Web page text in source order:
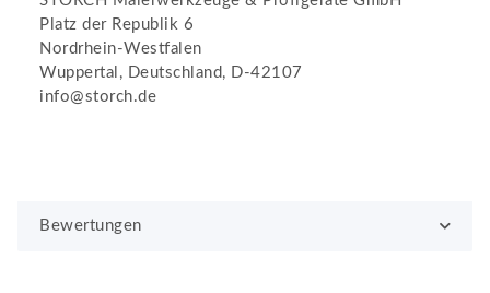
Platz der Republik 6
Nordrhein-Westfalen
Wuppertal, Deutschland, D-42107
info@storch.de
Bewertungen